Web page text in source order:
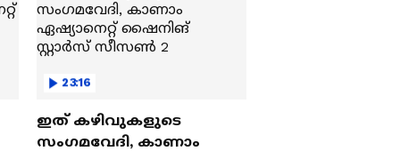
23:16
ഇത് കഴിവുകളുടെ
സംഗമവേദി, കാണാം